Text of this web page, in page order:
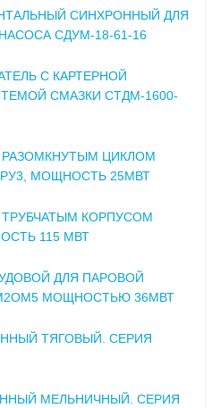
СИНХРОННЫЙ ДЛЯ
СДУМ-18-61-16
С КАРТЕРНОЙ
СМАЗКИ СТДМ-1600-
РАЗОМКНУТЫМ ЦИКЛОМ
МОЩНОСТЬ 25МВТ
ТРУБЧАТЫМ КОРПУСОМ
115 МВТ
ДЛЯ ПАРОВОЙ
МОЩНОСТЬЮ 36МВТ
ТЯГОВЫЙ. СЕРИЯ
МЕЛЬНИЧНЫЙ. СЕРИЯ